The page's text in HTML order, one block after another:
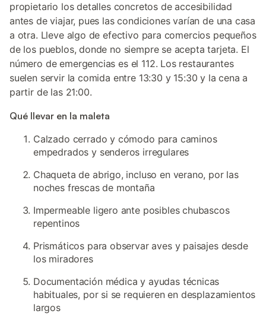
propietario los detalles concretos de accesibilidad
antes de viajar, pues las condiciones varían de una casa
a otra. Lleve algo de efectivo para comercios pequeños
de los pueblos, donde no siempre se acepta tarjeta. El
número de emergencias es el 112. Los restaurantes
suelen servir la comida entre 13:30 y 15:30 y la cena a
partir de las 21:00.
Qué llevar en la maleta
Calzado cerrado y cómodo para caminos
empedrados y senderos irregulares
Chaqueta de abrigo, incluso en verano, por las
noches frescas de montaña
Impermeable ligero ante posibles chubascos
repentinos
Prismáticos para observar aves y paisajes desde
los miradores
Documentación médica y ayudas técnicas
habituales, por si se requieren en desplazamientos
largos